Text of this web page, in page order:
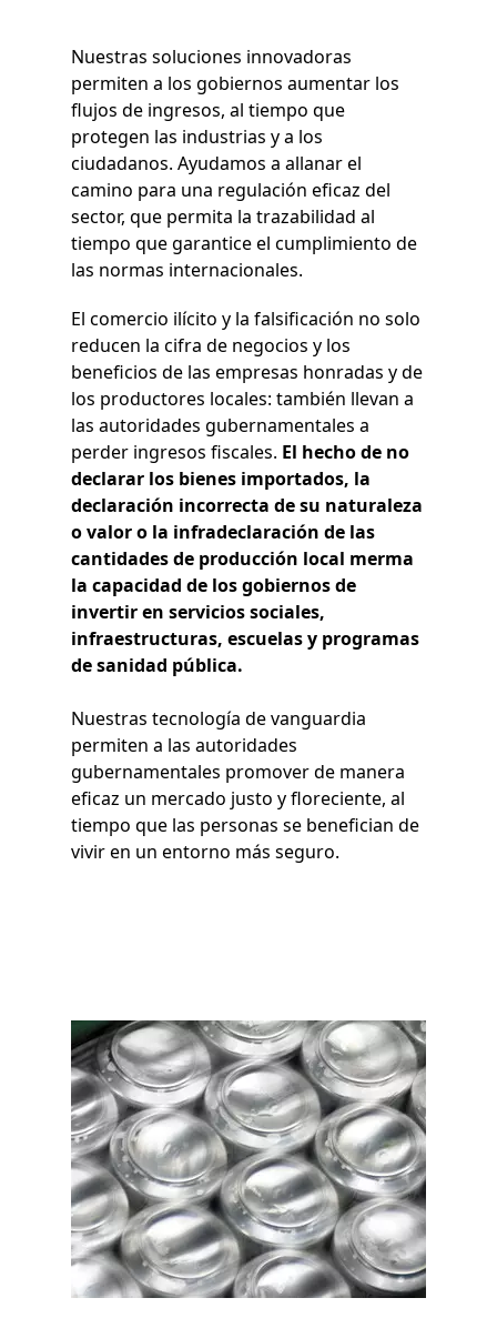
Nuestras soluciones innovadoras
permiten a los gobiernos aumentar los
flujos de ingresos, al tiempo que
protegen las industrias y a los
ciudadanos. Ayudamos a allanar el
camino para una regulación eficaz del
sector, que permita la trazabilidad al
tiempo que garantice el cumplimiento de
las normas internacionales.
El comercio ilícito y la falsificación no solo
reducen la cifra de negocios y los
beneficios de las empresas honradas y de
los productores locales: también llevan a
las autoridades gubernamentales a
perder ingresos fiscales. El hecho de no
declarar los bienes importados, la
declaración incorrecta de su naturaleza
o valor o la infradeclaración de las
cantidades de producción local merma
la capacidad de los gobiernos de
invertir en servicios sociales,
infraestructuras, escuelas y programas
de sanidad pública.
Nuestras tecnología de vanguardia
permiten a las autoridades
gubernamentales promover de manera
eficaz un mercado justo y floreciente, al
tiempo que las personas se benefician de
vivir en un entorno más seguro.
Imagen